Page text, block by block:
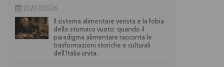
20/07/2026
Il sistema alimentare verista e la fobia
dello stomaco vuoto: quando il
paradigma alimentare racconta le
trasformazioni storiche e culturali
dell’Italia unita.